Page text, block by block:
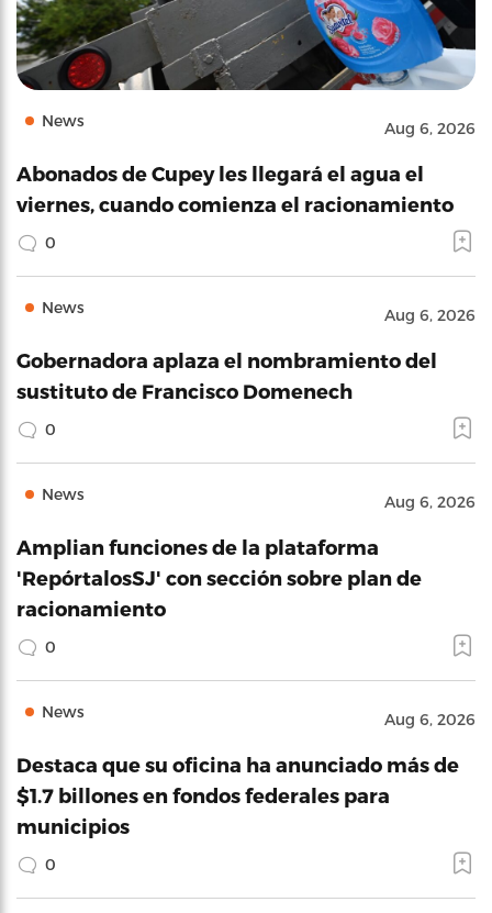
News Aug 6, 2026
Abonados de Cupey les llegará el agua el
viernes, cuando comienza el racionamiento
0
News Aug 6, 2026
Gobernadora aplaza el nombramiento del
sustituto de Francisco Domenech
0
News Aug 6, 2026
Amplian funciones de la plataforma
'RepórtalosSJ' con sección sobre plan de
racionamiento
0
News Aug 6, 2026
Destaca que su oficina ha anunciado más de
$1.7 billones en fondos federales para
municipios
0